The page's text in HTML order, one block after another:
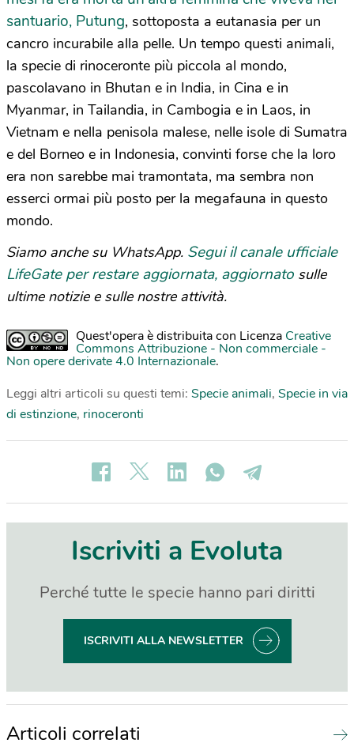
santuario, Putung, sottoposta a eutanasia per un
cancro incurabile alla pelle. Un tempo questi animali,
la specie di rinoceronte più piccola al mondo,
pascolavano in Bhutan e in India, in Cina e in
Myanmar, in Tailandia, in Cambogia e in Laos, in
Vietnam e nella penisola malese, nelle isole di Sumatra
e del Borneo e in Indonesia, convinti forse che la loro
era non sarebbe mai tramontata, ma sembra non
esserci ormai più posto per la megafauna in questo
mondo.
Siamo anche su WhatsApp. Segui il canale ufficiale
LifeGate per restare aggiornata, aggiornato sulle
ultime notizie e sulle nostre attività.
Quest'opera è distribuita con Licenza Creative
Commons Attribuzione - Non commerciale -
Non opere derivate 4.0 Internazionale.
Leggi altri articoli su questi temi: Specie animali, Specie in via
di estinzione, rinoceronti
Iscriviti a Evoluta
Perché tutte le specie hanno pari diritti
ISCRIVITI ALLA NEWSLETTER
Articoli correlati